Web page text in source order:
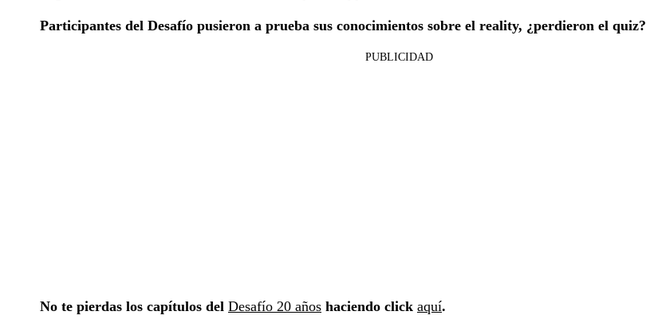
Participantes del Desafío pusieron a prueba sus conocimientos sobre el reality, ¿perdieron el quiz?
PUBLICIDAD
No te pierdas los capítulos del Desafío 20 años haciendo click aquí.